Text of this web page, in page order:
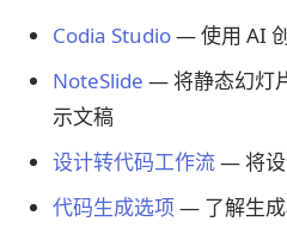
Codia Studio— 使用 AI
NoteSlide — 将静态幻灯
示文稿
设计转代码工作流— 将设
代码生成选项— 了解生成